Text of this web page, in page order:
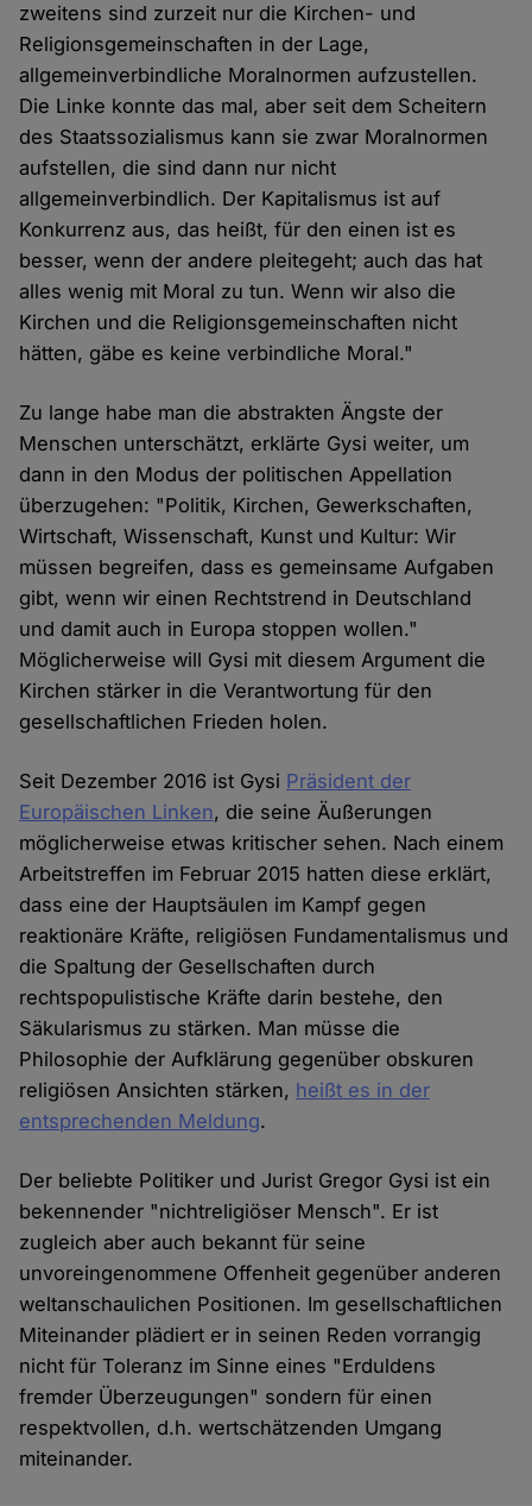
zweitens sind zurzeit nur die Kirchen- und
Religionsgemeinschaften in der Lage,
allgemeinverbindliche Moralnormen aufzustellen.
Die Linke konnte das mal, aber seit dem Scheitern
des Staatssozialismus kann sie zwar Moralnormen
aufstellen, die sind dann nur nicht
allgemeinverbindlich. Der Kapitalismus ist auf
Konkurrenz aus, das heißt, für den einen ist es
besser, wenn der andere pleitegeht; auch das hat
alles wenig mit Moral zu tun. Wenn wir also die
Kirchen und die Religionsgemeinschaften nicht
hätten, gäbe es keine verbindliche Moral."
Zu lange habe man die abstrakten Ängste der
Menschen unterschätzt, erklärte Gysi weiter, um
dann in den Modus der politischen Appellation
überzugehen: "Politik, Kirchen, Gewerkschaften,
Wirtschaft, Wissenschaft, Kunst und Kultur: Wir
müssen begreifen, dass es gemeinsame Aufgaben
gibt, wenn wir einen Rechtstrend in Deutschland
und damit auch in Europa stoppen wollen."
Möglicherweise will Gysi mit diesem Argument die
Kirchen stärker in die Verantwortung für den
gesellschaftlichen Frieden holen.
Seit Dezember 2016 ist Gysi Präsident der
Europäischen Linken, die seine Äußerungen
möglicherweise etwas kritischer sehen. Nach einem
Arbeitstreffen im Februar 2015 hatten diese erklärt,
dass eine der Hauptsäulen im Kampf gegen
reaktionäre Kräfte, religiösen Fundamentalismus und
die Spaltung der Gesellschaften durch
rechtspopulistische Kräfte darin bestehe, den
Säkularismus zu stärken. Man müsse die
Philosophie der Aufklärung gegenüber obskuren
religiösen Ansichten stärken, heißt es in der
entsprechenden Meldung.
Der beliebte Politiker und Jurist Gregor Gysi ist ein
bekennender "nichtreligiöser Mensch". Er ist
zugleich aber auch bekannt für seine
unvoreingenommene Offenheit gegenüber anderen
weltanschaulichen Positionen. Im gesellschaftlichen
Miteinander plädiert er in seinen Reden vorrangig
nicht für Toleranz im Sinne eines "Erduldens
fremder Überzeugungen" sondern für einen
respektvollen, d.h. wertschätzenden Umgang
miteinander.